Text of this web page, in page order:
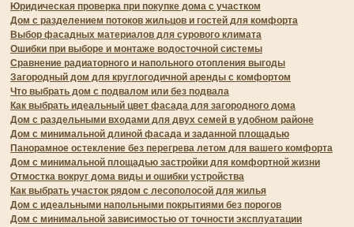
Юридическая проверка при покупке дома с участком
Дом с разделением потоков жильцов и гостей для комфорта
Выбор фасадных материалов для сурового климата
Ошибки при выборе и монтаже водосточной системы
Сравнение радиаторного и напольного отопления выгоды
Загородный дом для круглогодичной аренды с комфортом
Что выбрать дом с подвалом или без подвала
Как выбрать идеальный цвет фасада для загородного дома
Дом с раздельными входами для двух семей в удобном районе
Дом с минимальной длиной фасада и заданной площадью
Панорамное остекление без перегрева летом для вашего комфорта
Дом с минимальной площадью застройки для комфортной жизни
Отмостка вокруг дома виды и ошибки устройства
Как выбрать участок рядом с лесополосой для жилья
Дом с идеальными напольными покрытиями без порогов
Дом с минимальной зависимостью от точности эксплуатации